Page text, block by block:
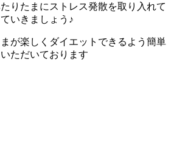
りたまにストレス発散を取り入れて
いきましょう♪
が楽しくダイエットできるよう簡単
ただいております